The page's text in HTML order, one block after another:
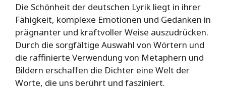
Die Schönheit der deutschen Lyrik liegt in ihrer
Fähigkeit, komplexe Emotionen und Gedanken in
prägnanter und kraftvoller Weise auszudrücken.
Durch die sorgfältige Auswahl von Wörtern und
die raffinierte Verwendung von Metaphern und
Bildern erschaffen die Dichter eine Welt der
Worte, die uns berührt und fasziniert.